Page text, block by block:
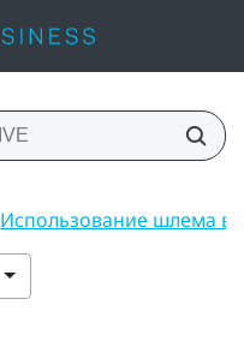
Использование шлема